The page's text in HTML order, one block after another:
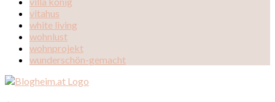
vitahus
white living
wohnlust
wohnprojekt
wunderschön-gemacht